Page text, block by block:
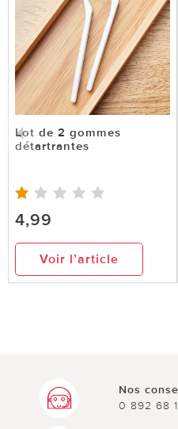
Lot de 2 gommes
détartrantes
4,99
Voir l’article
Nos
0 892 68